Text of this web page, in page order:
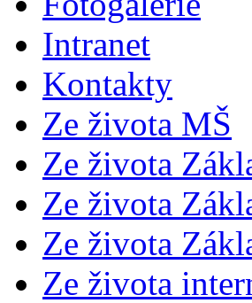
Intranet
Kontakty
Ze života MŠ
Ze života
Ze života
Ze života
Ze života